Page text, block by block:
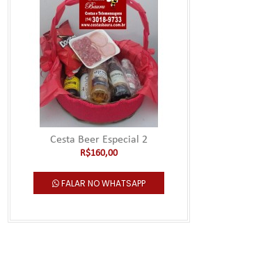
Cesta Beer Especial 2
R$160,00
FALAR NO WHATSAPP